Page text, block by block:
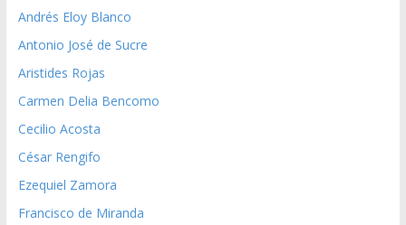
Andrés Eloy Blanco
Antonio José de Sucre
Aristides Rojas
Carmen Delia Bencomo
Cecilio Acosta
César Rengifo
Ezequiel Zamora
Francisco de Miranda